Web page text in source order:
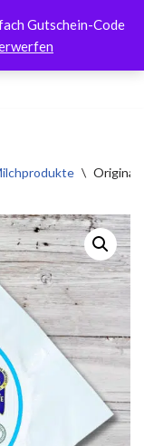
Gutschein-Code
\ Original